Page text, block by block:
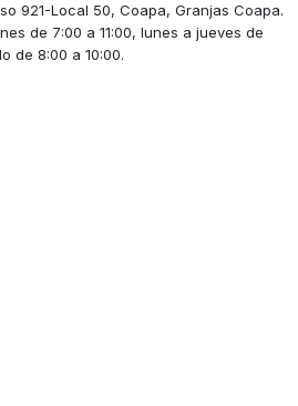
921-Local 50, Coapa, Granjas Coapa.
de 7:00 a 11:00, lunes a jueves de
de 8:00 a 10:00.